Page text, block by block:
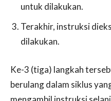
untuk dilakukan.
Terakhir, instruksi
dilakukan.
Ke-3 (tiga) langkah
berulang dalam siklus